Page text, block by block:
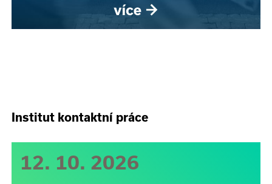
Institut kontaktní práce
12. 10. 2026